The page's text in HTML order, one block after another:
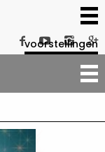
   
voorstellingen